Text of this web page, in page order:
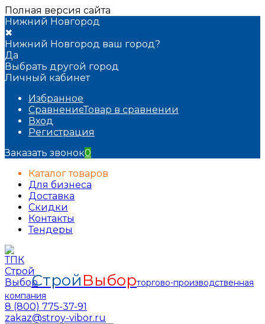
Полная версия сайта
Нижний Новгород
✖
Нижний Новгород ваш город?
Да
Выбрать другой город
Личный кабинет
Избранное
СравнениеТовар в сравнении
Вход
Регистрация
Заказать звонок0
Каталог товаров
Для бизнеса
Доставка
Скидки
Контакты
Тендеры
СтройВыборторгово-производственная
компания
8 (800) 775-37-91
zakaz@stroy-vibor.ru